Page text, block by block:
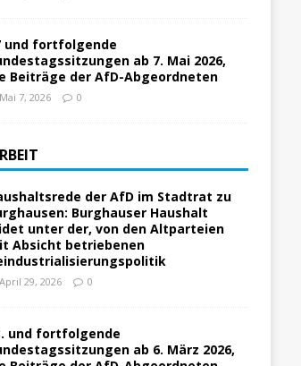
und fortfolgende
ab 7. Mai 2026,
Beiträge der AfD-Abgeordneten
Mai 7, 2026 0
der AfD im Stadtrat zu
Burghauser Haushalt
unter der, von den Altparteien
Absicht betriebenen
April 29, 2026 0
und fortfolgende
ab 6. März 2026,